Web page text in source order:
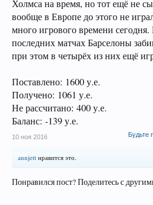
Холмса на время, но тот ещё не
вообще в Европе до этого не
много игрового времени сегодня.
последних матчах Барселоны
при этом в четырёх из них ещё
Поставлено: 1600 у.е.
Получено: 1061 у.е.
Не рассчитано: 400 у.е.
Баланс: -139 у.е.
Будьте
10 ноя 2016
annjett нравится это.
Понравился пост? Поделитесь с